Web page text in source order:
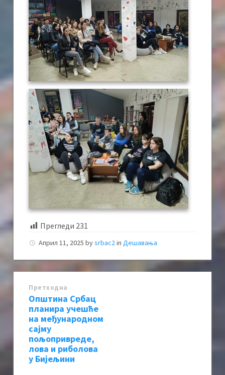
Прегледи 231
Април 11, 2025 bysrbac2in Дешавања
Претходна
Општина Србац
планира учешће
на међународном
сајму
пољопривреде,
лова и риболова
у Бијељини